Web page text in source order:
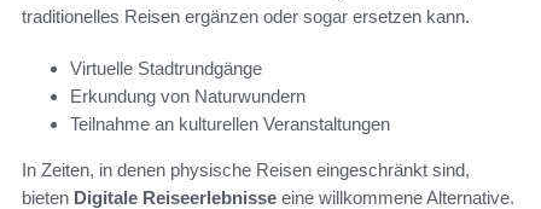
traditionelles Reisen ergänzen oder sogar ersetzen kann.
Virtuelle Stadtrundgänge
Erkundung von Naturwundern
Teilnahme an kulturellen Veranstaltungen
In Zeiten, in denen physische Reisen eingeschränkt sind,
bieten Digitale Reiseerlebnisse eine willkommene Alternative.